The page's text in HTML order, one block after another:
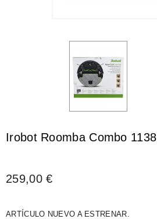
Irobot Roomba Combo 1138
259,00 €
ARTÍCULO NUEVO A ESTRENAR.